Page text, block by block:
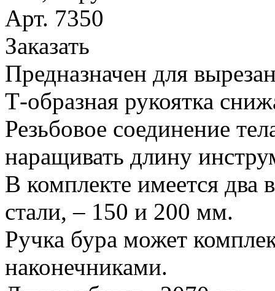
Арт. 7350
Заказать
Предназначен для
Т-образная рукоятка
Резьбовое соединение
наращивать длину
В комплекте имеется два
стали, – 150 и 200 мм.
Ручка бура может
наконечниками.